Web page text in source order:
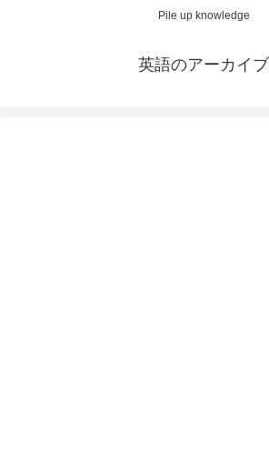
Pile up knowledge
英語のアーカイブ